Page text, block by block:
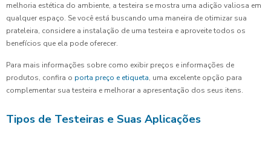
melhoria estética do ambiente, a testeira se mostra uma adição valiosa em
qualquer espaço. Se você está buscando uma maneira de otimizar sua
prateleira, considere a instalação de uma testeira e aproveite todos os
benefícios que ela pode oferecer.
Para mais informações sobre como exibir preços e informações de
produtos, confira o porta preço e etiqueta, uma excelente opção para
complementar sua testeira e melhorar a apresentação dos seus itens.
Tipos de Testeiras e Suas Aplicações